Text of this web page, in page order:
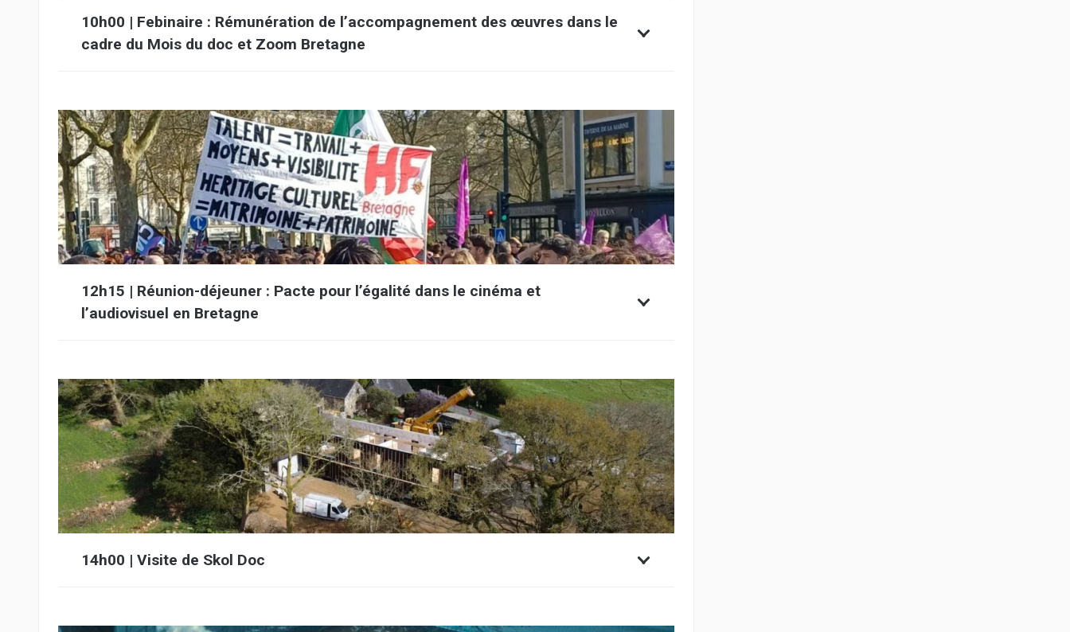
10h00 | Febinaire : Rémunération de l’accompagnement des œuvres dans le
cadre du Mois du doc et Zoom Bretagne
12h15 | Réunion-déjeuner : Pacte pour l’égalité dans le cinéma et
l’audiovisuel en Bretagne
14h00 | Visite de Skol Doc